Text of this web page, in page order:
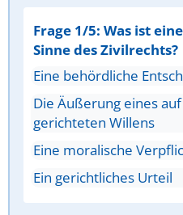
Frage 1/5: Was ist
Sinne des Zivilrechts?
Eine behördliche
Die Äußerung eines
gerichteten Willens
Eine moralische
Ein gerichtliches Urteil